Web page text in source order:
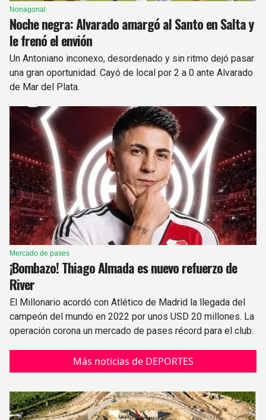
Nonagonal
Noche negra: Alvarado amargó al Santo en Salta y
le frenó el envión
Un Antoniano inconexo, desordenado y sin ritmo dejó pasar
una gran oportunidad. Cayó de local por 2 a 0 ante Alvarado
de Mar del Plata.
Mercado de pases
¡Bombazo! Thiago Almada es nuevo refuerzo de
River
El Millonario acordó con Atlético de Madrid la llegada del
campeón del mundo en 2022 por unos USD 20 millones. La
operación corona un mercado de pases récord para el club.
Más noticias de DEPORTES